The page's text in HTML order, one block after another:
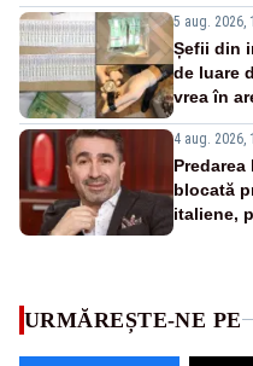
5 aug. 2026,
Șefii din
de luare
vrea în
4 aug. 2026,
blocată
italiene,
URMĂREȘTE-NE PE